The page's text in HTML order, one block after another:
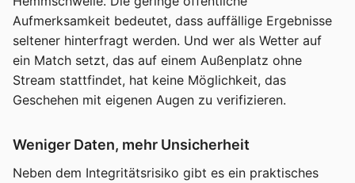
Aufmerksamkeit bedeutet, dass auffällige Ergebnisse
seltener hinterfragt werden. Und wer als Wetter auf
ein Match setzt, das auf einem Außenplatz ohne
Stream stattfindet, hat keine Möglichkeit, das
Geschehen mit eigenen Augen zu verifizieren.
Weniger Daten, mehr Unsicherheit
Neben dem Integritätsrisiko gibt es ein praktisches